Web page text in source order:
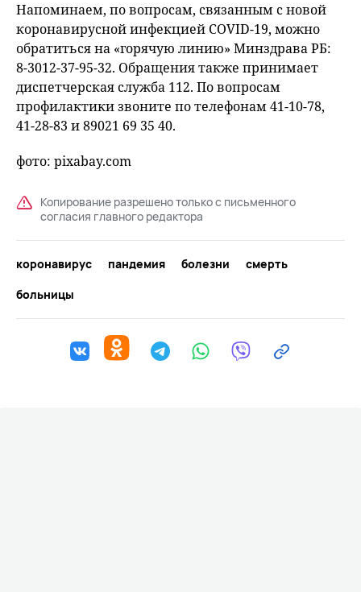
Напоминаем, по вопросам, связанным с новой
коронавирусной инфекцией COVID-19, можно
обратиться на «горячую линию» Минздрава РБ:
8-3012-37-95-32. Обращения также принимает
диспетчерская служба 112. По вопросам
профилактики звоните по телефонам 41-10-78,
41-28-83 и 89021 69 35 40.
фото: pixabay.com
Копирование разрешено только с письменного
согласия главного редактора
коронавирус пандемия болезни
смерть
больницы